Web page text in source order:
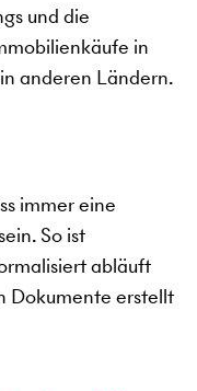
und die
in
anderen Ländern.
immer eine
So ist
abläuft
Dokumente erstellt